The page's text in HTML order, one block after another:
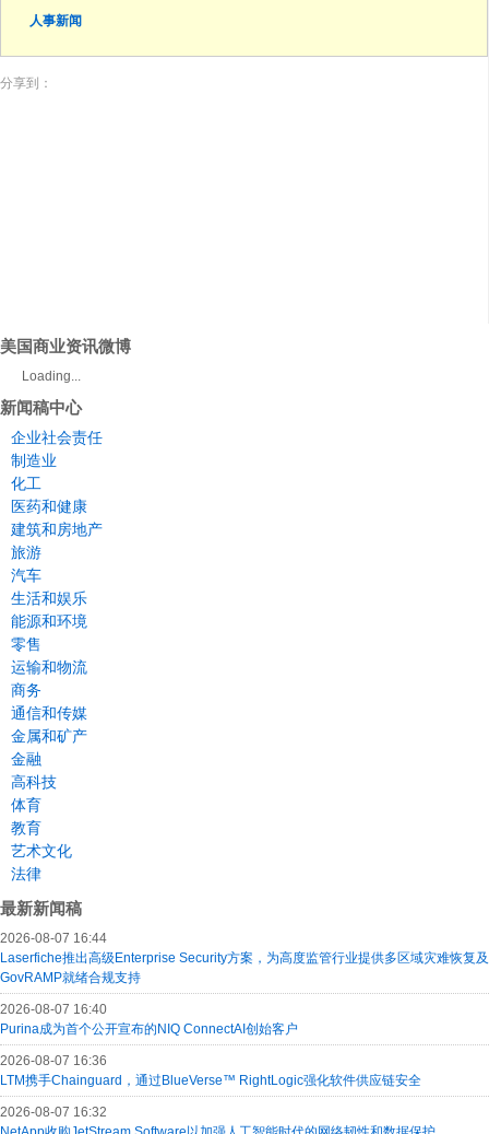
人事新闻
分享到：
美国商业资讯微博
Loading...
新闻稿中心
企业社会责任
制造业
化工
医药和健康
建筑和房地产
旅游
汽车
生活和娱乐
能源和环境
零售
运输和物流
商务
通信和传媒
金属和矿产
金融
高科技
体育
教育
艺术文化
法律
最新新闻稿
2026-08-07 16:44
Laserfiche推出高级Enterprise Security方案，为高度监管行业提供多区域灾难恢复及
GovRAMP就绪合规支持
2026-08-07 16:40
Purina成为首个公开宣布的NIQ ConnectAI创始客户
2026-08-07 16:36
LTM携手Chainguard，通过BlueVerse™ RightLogic强化软件供应链安全
2026-08-07 16:32